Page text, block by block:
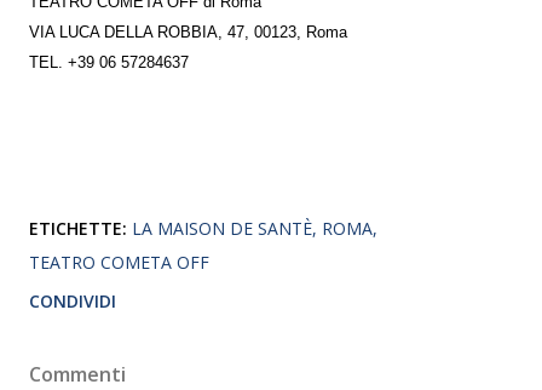
VIA LUCA DELLA ROBBIA, 47, 00123, Roma
TEL. +39 06 57284637
ETICHETTE: LA MAISON DE SANTÈ ROMA
TEATRO COMETA OFF
CONDIVIDI
Commenti